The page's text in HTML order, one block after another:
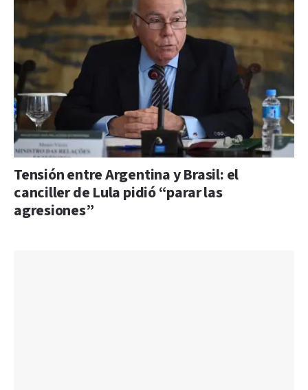
Tensión entre Argentina y Brasil: el
canciller de Lula pidió “parar las
agresiones”